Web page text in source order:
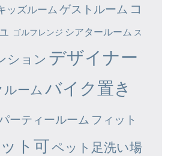
ッズルーム ゲストルーム コ
ゴルフレンジ シアタールーム ス
ション デザイナー
ルーム バイク置き
ーティールーム フィット
ト可ペット足洗い場